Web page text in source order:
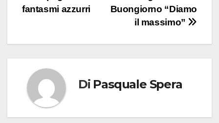
Buongiorno “Diamo
il massimo”
fantasmi azzurri
Di Pasquale Spera